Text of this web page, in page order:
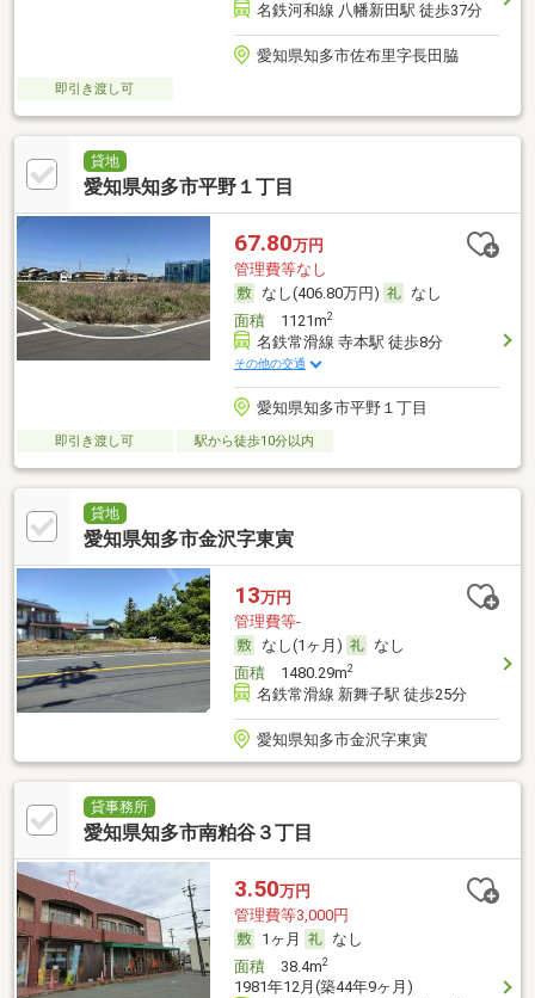
名鉄河和線 八幡新田駅 徒歩37分
愛知県知多市佐布里字長田脇
即引き渡し可
貸地
愛知県知多市平野１丁目
67.80万円
管理費等なし
なし(406.80万円)
なし
面積1121m2
名鉄常滑線 寺本駅 徒歩8分
その他の交通
愛知県知多市平野１丁目
即引き渡し可 駅から徒歩10分以内
貸地
愛知県知多市金沢字東寅
13万円
管理費等-
なし(1ヶ月)
なし
面積1480.29m2
名鉄常滑線 新舞子駅 徒歩25分
愛知県知多市金沢字東寅
貸事務所
愛知県知多市南粕谷３丁目
3.50万円
管理費等3,000円
1ヶ月
なし
面積38.4m2
1981年12月(築44年9ヶ月)